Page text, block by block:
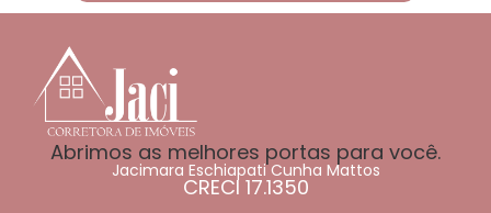
Abrimos as melhores portas para você.
Jacimara Eschiapati Cunha Mattos
CRECI 17.1350